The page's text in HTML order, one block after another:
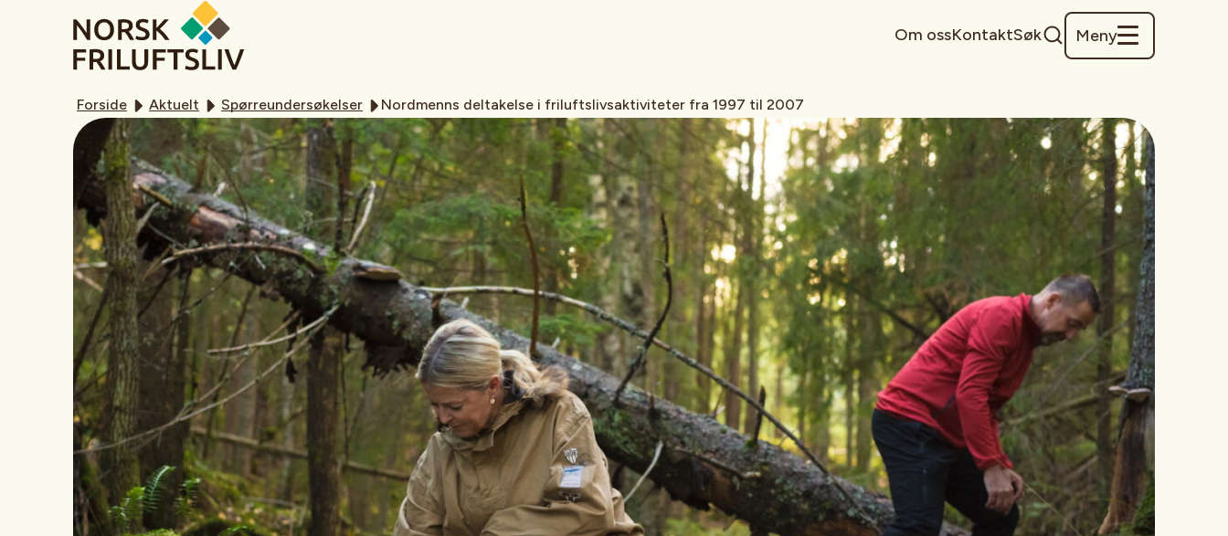
Om ossKontaktSøk Meny
Forside Aktuelt Spørreundersøkelser Nordmenns deltakelse i friluftslivsaktiviteter fra 1997 til 2007